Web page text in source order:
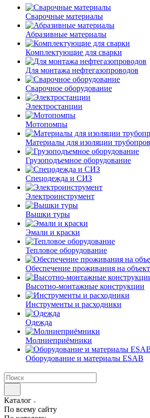
Сварочные материалы
Абразивные материалы
Комплектующие для сварки
Для монтажа нефтегазопроводов
Сварочное оборудование
Электростанции
Мотопомпы
Материалы для изоляции
Грузоподъемное оборудование
Спецодежда и СИЗ
Электроинструмент
Вышки туры
Эмали и краски
Тепловое оборудование
Обеспечение проживания на
Высотно-монтажные конструкции
Инструменты и расходники
Одежда
Молниеприёмники
Оборудование и материалы ESAB
Каталог
По всему сайту